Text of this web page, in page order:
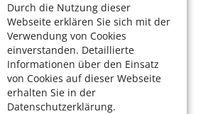
Durch die Nutzung dieser
Webseite erklären Sie sich mit der
Verwendung von Cookies
einverstanden. Detaillierte
Informationen über den Einsatz
von Cookies auf dieser Webseite
erhalten Sie in der
Datenschutzerklärung.
Ausgabe 2025–2027